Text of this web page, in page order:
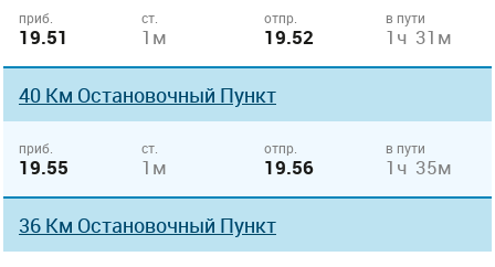
приб.
19.51
ст.
1м
отпр.
19.52
в пути
1ч 31м
40 Км Остановочный Пункт
приб.
19.55
ст.
1м
отпр.
19.56
в пути
1ч 35м
36 Км Остановочный Пункт